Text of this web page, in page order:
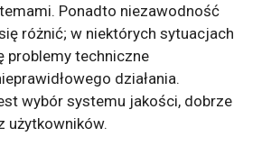
Ponadto niezawodność
różnić; w niektórych sytuacjach
problemy techniczne
działania.
wybór systemu jakości, dobrze
użytkowników.